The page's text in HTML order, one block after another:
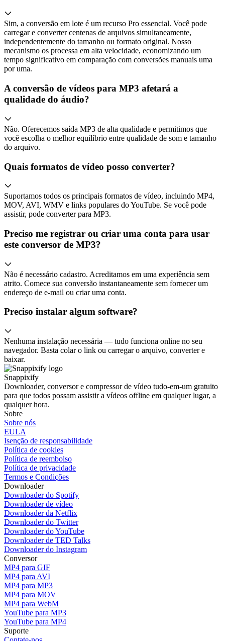
Sim, a conversão em lote é um recurso Pro essencial. Você pode
carregar e converter centenas de arquivos simultaneamente,
independentemente do tamanho ou formato original. Nosso
mecanismo os processa em alta velocidade, economizando um
tempo significativo em comparação com conversões manuais uma
por uma.
A conversão de vídeos para MP3 afetará a
qualidade do áudio?
Não. Oferecemos saída MP3 de alta qualidade e permitimos que
você escolha o melhor equilíbrio entre qualidade de som e tamanho
do arquivo.
Quais formatos de vídeo posso converter?
Suportamos todos os principais formatos de vídeo, incluindo MP4,
MOV, AVI, WMV e links populares do YouTube. Se você pode
assistir, pode converter para MP3.
Preciso me registrar ou criar uma conta para usar
este conversor de MP3?
Não é necessário cadastro. Acreditamos em uma experiência sem
atrito. Comece sua conversão instantaneamente sem fornecer um
endereço de e-mail ou criar uma conta.
Preciso instalar algum software?
Nenhuma instalação necessária — tudo funciona online no seu
navegador. Basta colar o link ou carregar o arquivo, converter e
baixar.
Snappixify
Downloader, conversor e compressor de vídeo tudo-em-um gratuito
para que todos possam assistir a vídeos offline em qualquer lugar, a
qualquer hora.
Sobre
Sobre nós
EULA
Isenção de responsabilidade
Política de cookies
Política de reembolso
Política de privacidade
Termos e Condições
Downloader
Downloader do Spotify
Downloader de vídeo
Downloader da Netflix
Downloader do Twitter
Downloader do YouTube
Downloader de TED Talks
Downloader do Instagram
Conversor
MP4 para GIF
MP4 para AVI
MP4 para MP3
MP4 para MOV
MP4 para WebM
YouTube para MP3
YouTube para MP4
Suporte